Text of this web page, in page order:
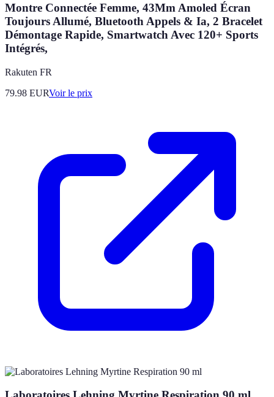
Montre Connectée Femme, 43Mm Amoled Écran
Toujours Allumé, Bluetooth Appels & Ia, 2 Bracelet
Démontage Rapide, Smartwatch Avec 120+ Sports
Intégrés,
Rakuten FR
79.98 EURVoir le prix